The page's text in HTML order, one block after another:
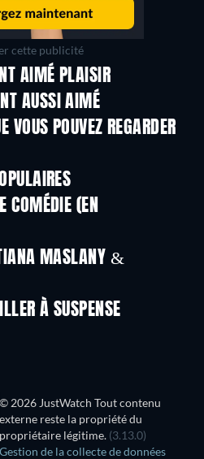
cette publicité
AIMÉ PLAISIR
AUSSI AIMÉ
Série
VOUS POUVEZ REGARDER
Série
COMÉDIE (EN
MASLANY &
À SUSPENSE
© 2026 JustWatch Tout contenu
externe reste la propriété du
propriétaire légitime. (3.13.0)
Gestion de la collecte de données